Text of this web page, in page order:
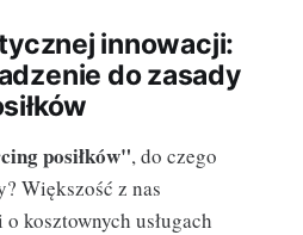
innowacji:
do zasady
posiłków", do czego
Większość z nas
kosztownych usługach